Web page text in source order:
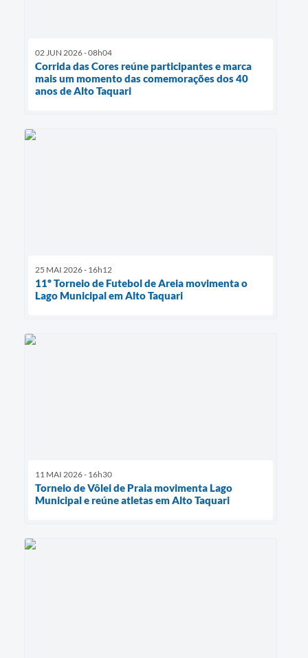
02 JUN 2026 - 08h04
Corrida das Cores reúne participantes e marca
mais um momento das comemorações dos 40
anos de Alto Taquari
25 MAI 2026 - 16h12
11º Torneio de Futebol de Areia movimenta o
Lago Municipal em Alto Taquari
11 MAI 2026 - 16h30
Torneio de Vôlei de Praia movimenta Lago
Municipal e reúne atletas em Alto Taquari